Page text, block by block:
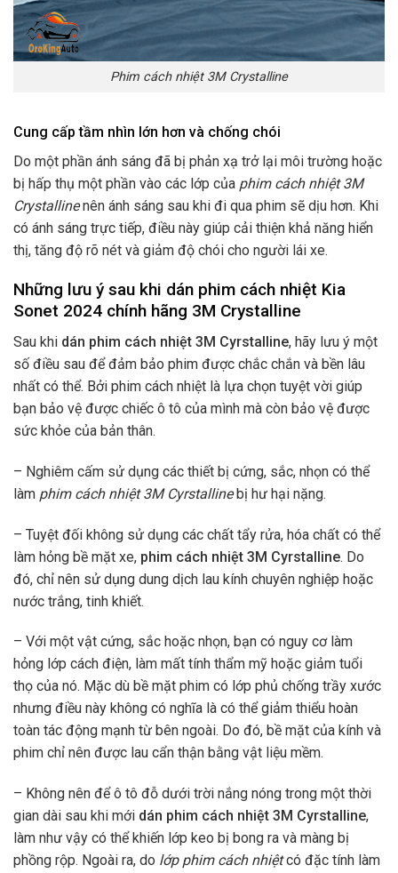
Phim cách nhiệt 3M Crystalline
Cung cấp tầm nhìn lớn hơn và chống chói
Do một phần ánh sáng đã bị phản xạ trở lại môi trường hoặc
bị hấp thụ một phần vào các lớp của phim cách nhiệt 3M
Crystallinenên ánh sáng sau khi đi qua phim sẽ dịu hơn. Khi
có ánh sáng trực tiếp, điều này giúp cải thiện khả năng hiển
thị, tăng độ rõ nét và giảm độ chói cho người lái xe.
Những lưu ý sau khi dán phim cách nhiệt Kia
Sonet 2024 chính hãng 3M Crystalline
Sau khi dán phim cách nhiệt 3M Cyrstalline, hãy lưu ý một
số điều sau để đảm bảo phim được chắc chắn và bền lâu
nhất có thể. Bởi phim cách nhiệt là lựa chọn tuyệt vời giúp
bạn bảo vệ được chiếc ô tô của mình mà còn bảo vệ được
sức khỏe của bản thân.
– Nghiêm cấm sử dụng các thiết bị cứng, sắc, nhọn có thể
làm phim cách nhiệt 3M Cyrstallinebị hư hại nặng.
– Tuyệt đối không sử dụng các chất tẩy rửa, hóa chất có thể
làm hỏng bề mặt xe, phim cách nhiệt 3M Cyrstalline. Do
đó, chỉ nên sử dụng dung dịch lau kính chuyên nghiệp hoặc
nước trắng, tinh khiết.
– Với một vật cứng, sắc hoặc nhọn, bạn có nguy cơ làm
hỏng lớp cách điện, làm mất tính thẩm mỹ hoặc giảm tuổi
thọ của nó. Mặc dù bề mặt phim có lớp phủ chống trầy xước
nhưng điều này không có nghĩa là có thể giảm thiểu hoàn
toàn tác động mạnh từ bên ngoài. Do đó, bề mặt của kính và
phim chỉ nên được lau cẩn thận bằng vật liệu mềm.
– Không nên để ô tô đỗ dưới trời nắng nóng trong một thời
gian dài sau khi mới dán phim cách nhiệt 3M Cyrstalline,
làm như vậy có thể khiến lớp keo bị bong ra và màng bị
phồng rộp. Ngoài ra, do lớp phim cách nhiệtcó đặc tính làm